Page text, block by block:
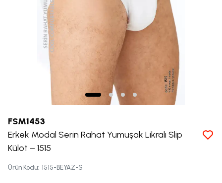
FSM1453
Erkek Modal Serin Rahat Yumuşak Likralı Slip
Külot – 1515
Ürün Kodu: 1515-BEYAZ-S